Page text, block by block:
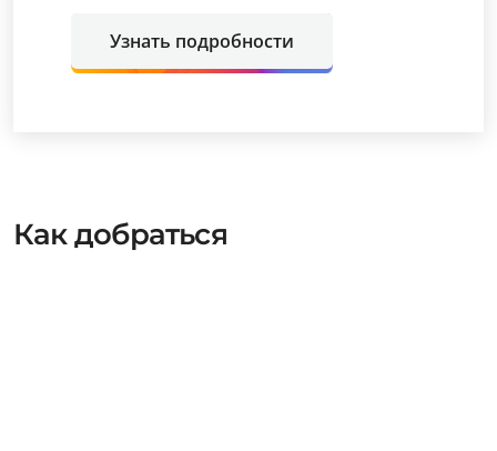
Узнать подробности
Как добраться